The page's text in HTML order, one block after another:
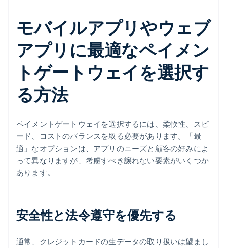
モバイルアプリやウェブ
アプリに最適なペイメン
トゲートウェイを選択す
る方法
ペイメントゲートウェイを選択するには、柔軟性、スピ
ード、コストのバランスを取る必要があります。「最
適」なオプションは、アプリのニーズと顧客の好みによ
って異なりますが、考慮すべき譲れない要素がいくつか
あります。
安全性と法令遵守を優先する
通常、クレジットカードの生データの取り扱いは望まし